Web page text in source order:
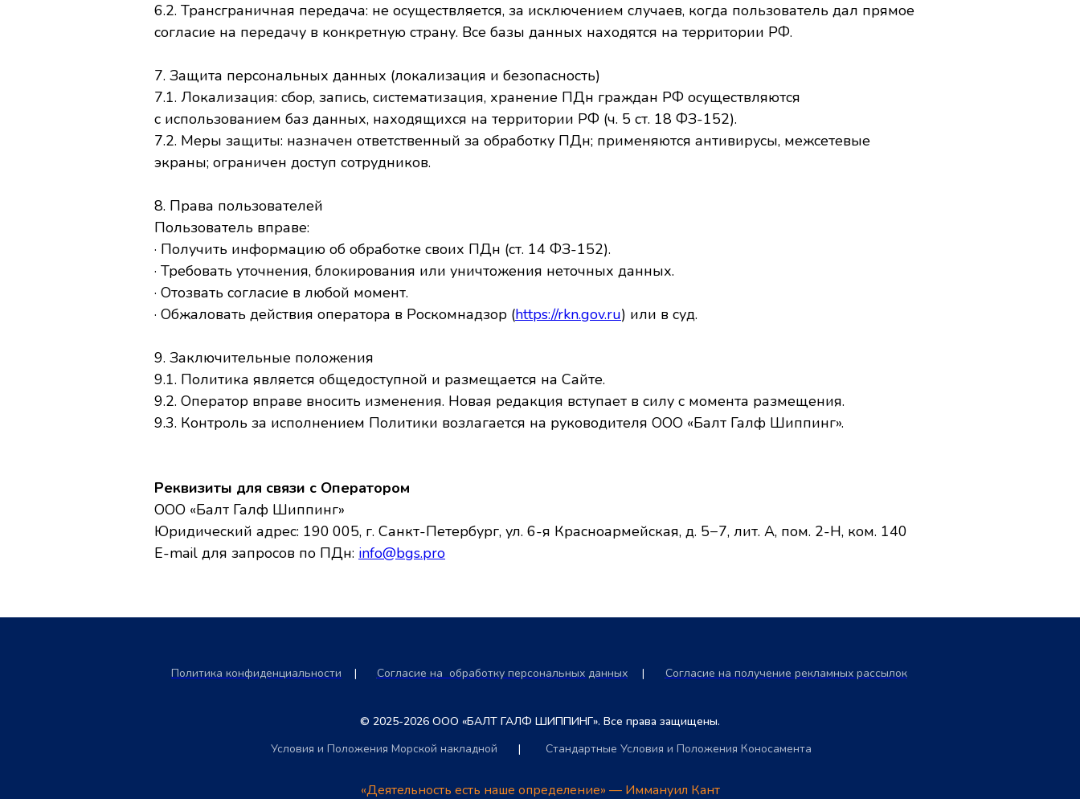
6.2. Трансграничная передача: не осуществляется, за исключением случаев, когда пользователь дал прямое
согласие на передачу в конкретную страну. Все базы данных находятся на территории РФ.
7. Защита персональных данных (локализация и безопасность)
7.1. Локализация: сбор, запись, систематизация, хранение ПДн граждан РФ осуществляются
с использованием баз данных, находящихся на территории РФ (ч. 5 ст. 18 ФЗ-152).
7.2. Меры защиты: назначен ответственный за обработку ПДн; применяются антивирусы, межсетевые
экраны; ограничен доступ сотрудников.
8. Права пользователей
Пользователь вправе:
· Получить информацию об обработке своих ПДн (ст. 14 ФЗ-152).
· Требовать уточнения, блокирования или уничтожения неточных данных.
· Отозвать согласие в любой момент.
· Обжаловать действия оператора в Роскомнадзор (https://rkn.gov.ru) или в суд.
9. Заключительные положения
9.1. Политика является общедоступной и размещается на Сайте.
9.2. Оператор вправе вносить изменения. Новая редакция вступает в силу с момента размещения.
9.3. Контроль за исполнением Политики возлагается на руководителя ООО «Балт Галф Шиппинг».
Реквизиты для связи с Оператором
ООО «Балт Галф Шиппинг»
Юридический адрес: 190 005, г. Санкт-Петербург, ул. 6-я Красноармейская, д. 5−7, лит. А, пом. 2-Н, ком. 140
E-mail для запросов по ПДн: info@bgs.pro
«Деятельность есть наше определение» — Иммануил Кант
© 2025-2026 ООО «БАЛТ ГАЛФ ШИППИНГ». Все права защищены.
Согласие на получение рекламных рассылок
|
Согласие на обработку персональных данных
Стандартные Условия и Положения Коносамента
|
Условия и Положения Морской накладной
|
Политика конфиденциальности